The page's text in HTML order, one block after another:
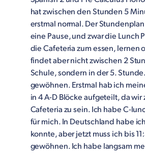
hat zwischen den Stunden 5
erstmal normal. Der
eine Pause, und zwar die Lunch
die Cafeteria zum essen, lernen
findet aber nicht zwischen 2
Schule, sondern in der 5.
gewöhnen. Erstmal hab ich
in 4 A-D Blöcke aufgeteilt, da
Cafeteria zu sein. Ich habe C-
für mich. In Deutschland habe
konnte, aber jetzt muss ich bis
gewöhnen. Ich habe langsam